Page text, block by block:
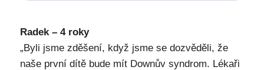
Radek – 4 roky
„Byli jsme zděšení, když jsme se dozvěděli, že
naše první dítě bude mít Downův syndrom. Lékaři